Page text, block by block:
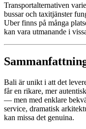
Transportalternativen
bussar och taxitjänster
Uber finns på många
kan vara utmanande i
Bali är unikt i att det
får en rikare, mer
— men med enklare
service, dramatisk
kan missa det genuina.